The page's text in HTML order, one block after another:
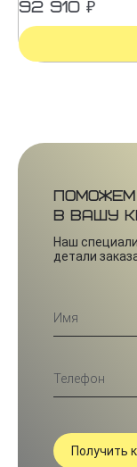
92 910 ₽
Поможем
в вашу
Наш
детали